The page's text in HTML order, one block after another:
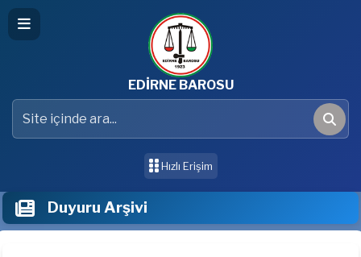
EDİRNE BAROSU
Site içinde ara
Ara
Hızlı Erişim
Duyuru Arşivi